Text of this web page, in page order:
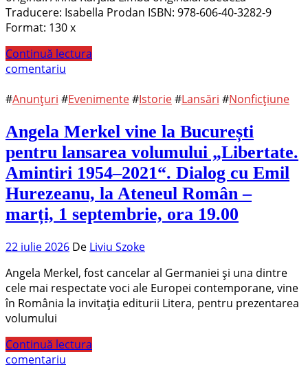
Traducere: Isabella Prodan ISBN: 978-606-40-3282-9
Format: 130 x
Continuă lectura
comentariu
#Anunțuri #Evenimente#Istorie#Lansări #Nonficțiune
Angela Merkel vine la București
pentru lansarea volumului „Libertate.
Amintiri 1954–2021“. Dialog cu Emil
Hurezeanu, la Ateneul Român –
marți, 1 septembrie, ora 19.00
22 iulie 2026 De Liviu Szoke
Angela Merkel, fost cancelar al Germaniei și una dintre
cele mai respectate voci ale Europei contemporane, vine
în România la invitația editurii Litera, pentru prezentarea
volumului
Continuă lectura
comentariu